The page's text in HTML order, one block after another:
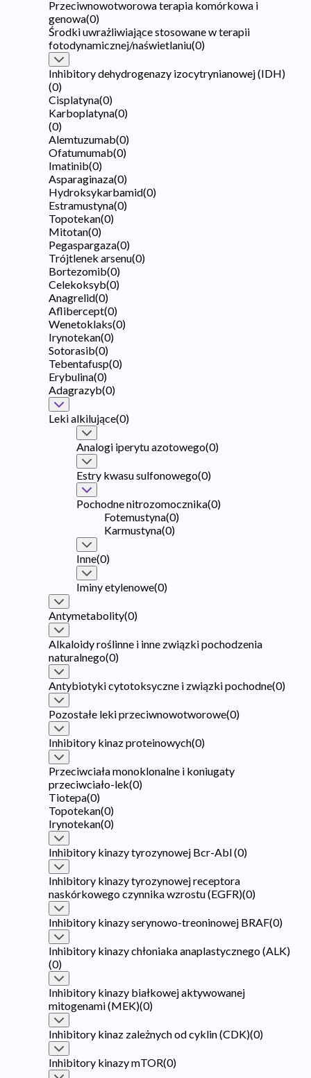
Przeciwnowotworowa terapia komórkowa i
genowa(0)
Środki uwrażliwiające stosowane w terapii
fotodynamicznej/naświetlaniu(0)
Inhibitory dehydrogenazy izocytrynianowej (IDH)
(0)
Cisplatyna(0)
Karboplatyna(0)
(0)
Alemtuzumab(0)
Ofatumumab(0)
Imatinib(0)
Asparaginaza(0)
Hydroksykarbamid(0)
Estramustyna(0)
Topotekan(0)
Mitotan(0)
Pegaspargaza(0)
Trójtlenek arsenu(0)
Bortezomib(0)
Celekoksyb(0)
Anagrelid(0)
Aflibercept(0)
Wenetoklaks(0)
Irynotekan(0)
Sotorasib(0)
Tebentafusp(0)
Erybulina(0)
Adagrazyb(0)
Leki alkilujące(0)
Analogi iperytu azotowego(0)
Estry kwasu sulfonowego(0)
Pochodne nitrozomocznika(0)
Fotemustyna(0)
Karmustyna(0)
Inne(0)
Iminy etylenowe(0)
Antymetabolity(0)
Alkaloidy roślinne i inne związki pochodzenia
naturalnego(0)
Antybiotyki cytotoksyczne i związki pochodne(0)
Pozostałe leki przeciwnowotworowe(0)
Inhibitory kinaz proteinowych(0)
Przeciwciała monoklonalne i koniugaty
przeciwciało-lek(0)
Tiotepa(0)
Topotekan(0)
Irynotekan(0)
Inhibitory kinazy tyrozynowej Bcr-Abl(0)
Inhibitory kinazy tyrozynowej receptora
naskórkowego czynnika wzrostu (EGFR)(0)
Inhibitory kinazy serynowo-treoninowej BRAF(0)
Inhibitory kinazy chłoniaka anaplastycznego (ALK)
(0)
Inhibitory kinazy białkowej aktywowanej
mitogenami (MEK)(0)
Inhibitory kinaz zależnych od cyklin (CDK)(0)
Inhibitory kinazy mTOR(0)